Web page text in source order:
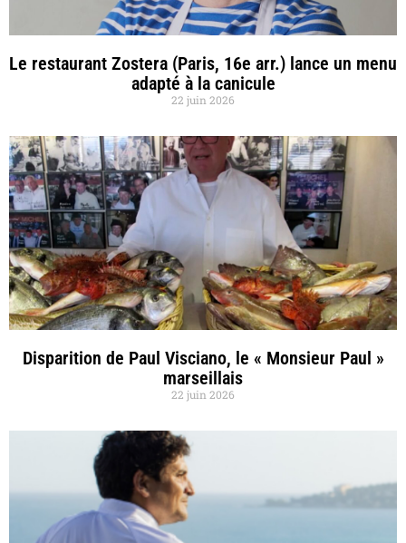
Le restaurant Zostera (Paris, 16e arr.) lance un menu
adapté à la canicule
22 juin 2026
Disparition de Paul Visciano, le « Monsieur Paul »
marseillais
22 juin 2026